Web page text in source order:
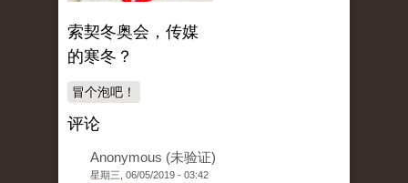
索契冬奥会，传媒
的寒冬？
冒个泡吧！
评论
Anonymous (未验证)
星期三, 06/05/2019 - 03:42